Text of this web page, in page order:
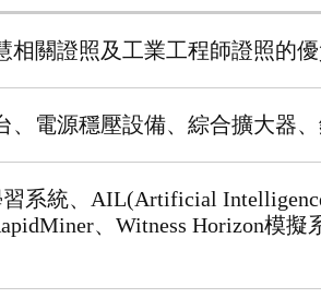
關證照及工業工程師證照的優
、電源穩壓設備、綜合擴大器
系統、AIL(Artificial
、Witness Horizon模擬